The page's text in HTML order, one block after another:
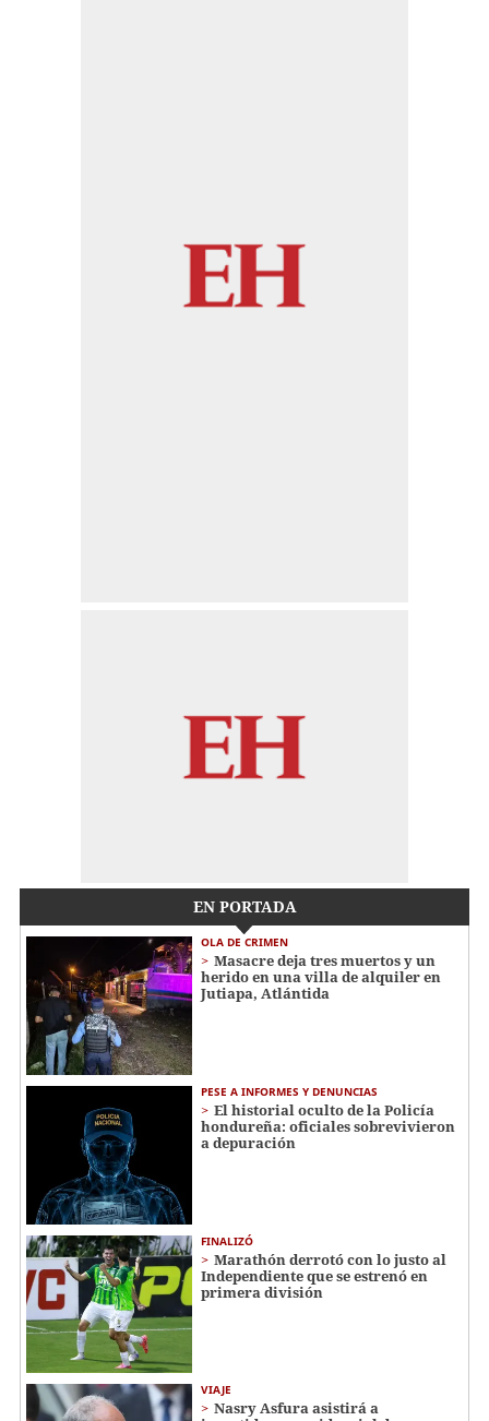
EN PORTADA
OLA DE CRIMEN
Masacre deja tres muertos y un
herido en una villa de alquiler en
Jutiapa, Atlántida
PESE A INFORMES Y DENUNCIAS
El historial oculto de la Policía
hondureña: oficiales sobrevivieron
a depuración
FINALIZÓ
Marathón derrotó con lo justo al
Independiente que se estrenó en
primera división
VIAJE
Nasry Asfura asistirá a